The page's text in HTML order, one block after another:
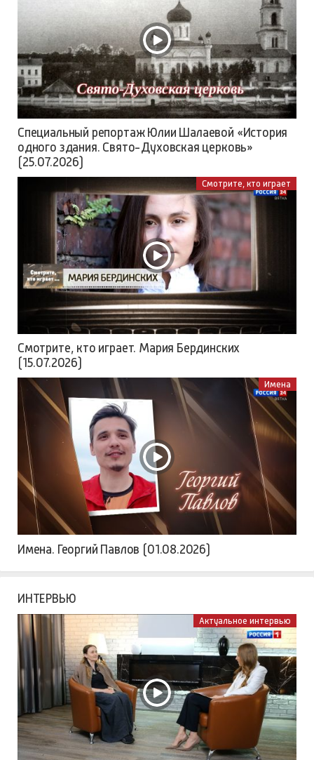
Специальный репортаж Юлии Шалаевой «История
одного здания. Свято-Духовская церковь»
(25.07.2026)
Смотрите, кто играет
Смотрите, кто играет. Мария Бердинских
(15.07.2026)
Имена
Имена. Георгий Павлов (01.08.2026)
ИНТЕРВЬЮ
Актуальное интервью